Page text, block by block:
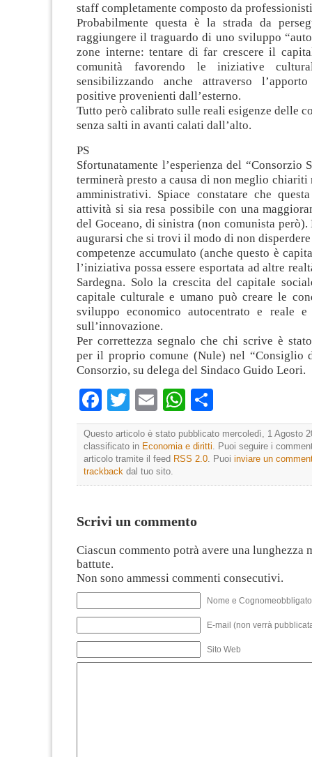
staff completamente composto da
Probabilmente questa è la strada da
raggiungere il traguardo di uno sviluppo
zone interne: tentare di far crescere il
comunità favorendo le iniziative
sensibilizzando anche attraverso
positive provenienti dall’esterno.
Tutto però calibrato sulle reali esigenze delle
senza salti in avanti calati dall’alto.
PS
Sfortunatamente l’esperienza del “Consorzio
terminerà presto a causa di non meglio
amministrativi. Spiace constatare che
attività si sia resa possibile con una
del Goceano, di sinistra (non comunista però).
augurarsi che si trovi il modo di non
competenze accumulato (anche questo è
l’iniziativa possa essere esportata ad altre
Sardegna. Solo la crescita del capitale
capitale culturale e umano può creare le
sviluppo economico autocentrato e reale e
sull’innovazione.
Per correttezza segnalo che chi scrive è
per il proprio comune (Nule) nel “Consiglio
Consorzio, su delega del Sindaco Guido Leori.
Facebook
TwitterEmailWhatsApp
Questo articolo è stato pubblicato mercoledì, 1 Agosto
classificato in Economia e diritti. Puoi seguire i
articolo tramite il feed RSS 2.0. Puoi inviare un
trackback dal tuo sito.
Scrivi un commento
Ciascun commento potrà avere una lunghezza
battute.
Non sono ammessi commenti consecutivi.
Nome e
E-mail (non verrà
Sito Web